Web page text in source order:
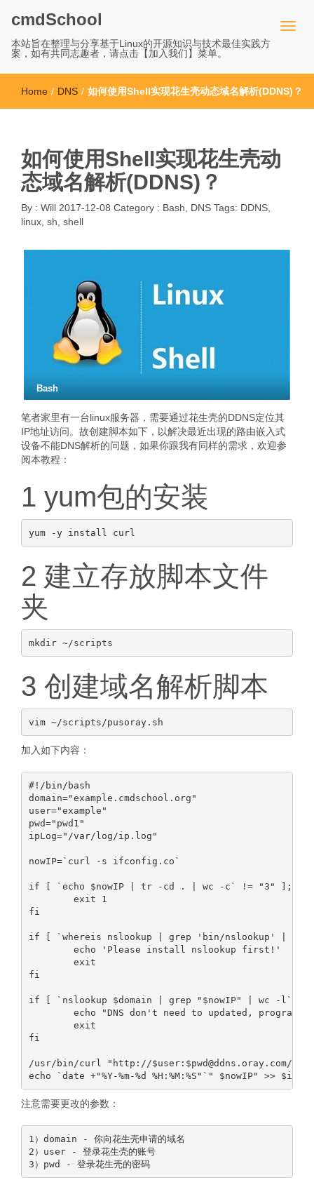
cmdSchool
本站旨在整理与分享基于Linux的开源知识与技术最佳实践方
案，如有共同志趣者，请点击【加入我们】菜单。
Home / DNS / 如何使用Shell实现花生壳动态域名解析(DDNS)？
如何使用Shell实现花生壳动
态域名解析(DDNS)？
By : Will 2017-12-08 Category : Bash DNS Tags: DDNS
linux sh shell
Bash
笔者家里有一台linux服务器，需要通过花生壳的DDNS定位其
IP地址访问。故创建脚本如下，以解决最近出现的路由嵌入式
设备不能DNS解析的问题，如果你跟我有同样的需求，欢迎参
阅本教程：
1 yum包的安装
2 建立存放脚本文件
夹
3 创建域名解析脚本
加入如下内容：
#!/bin/bash
domain="example.cmdschool.org"
user="example"
pwd="pwd1"
ipLog="/var/log/ip.log"
nowIP=`curl -s ifconfig.co`
if [ `echo $nowIP | tr -cd . | wc -c` != "3" ];
        exit 1
fi
if [ `whereis nslookup | grep 'bin/nslookup' |
        echo 'Please install nslookup first!'
        exit
fi
if [ `nslookup $domain | grep "$nowIP" | wc -l` =
echo "DNS don't need to updated, program
        exit
fi
/usr/bin/curl "http://$user:$pwd@ddns.oray.com/ph/
注意需要更改的参数：
1）domain - 你向花生壳申请的域名
2）user - 登录花生壳的账号
3）pwd - 登录花生壳的密码